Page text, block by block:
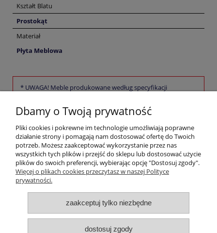
Kształt Blatu
Prostokąt
Materiał
Płyta Meblowa
* UWAGA! Meble produkowane według specyfikacji
Pomoc
Moje konto
Płatności i dostawa
O nas
Dbamy o Twoją prywatność
Pliki cookies i pokrewne im technologie umożliwiają poprawne
działanie strony i pomagają nam dostosować ofertę do Twoich
potrzeb. Możesz zaakceptować wykorzystanie przez nas
wszystkich tych plików i przejść do sklepu lub dostosować użycie
plików do swoich preferencji, wybierając opcję "Dostosuj zgody".
Więcej o plikach cookies przeczytasz w naszej Polityce
prywatności.
zaakceptuj tylko niezbędne
dostosuj zgody